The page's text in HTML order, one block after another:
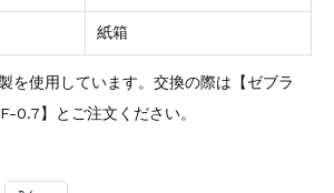
紙箱
を使用しています。交換の際は【ゼブラ
0.7】とご注文ください。